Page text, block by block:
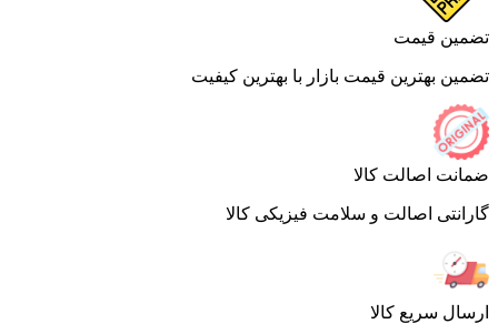
قیمت
بهترین قیمت بازار با بهترین کیفیت
اصالت کالا
اصالت و سلامت فیزیکی کالا
سریع کالا